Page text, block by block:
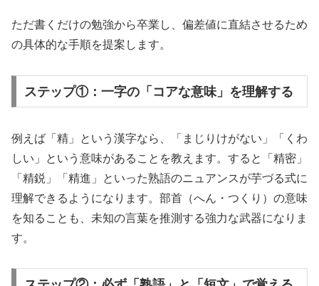
ただ書くだけの勉強から卒業し、偏差値に直結させるため
の具体的な手順を提案します。
ステップ①：一字の「コアな意味」を理解する
例えば「精」という漢字なら、「まじりけがない」「くわ
しい」という意味があることを教えます。すると「精密」
「精鋭」「精進」といった熟語のニュアンスが芋づる式に
理解できるようになります。部首（へん・つくり）の意味
を知ることも、未知の言葉を推測する強力な武器になりま
す。